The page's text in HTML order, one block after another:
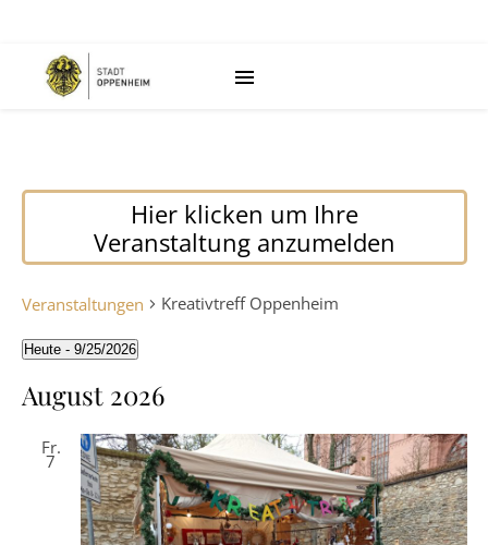
Hier klicken um Ihre
Veranstaltung anzumelden
Veranstaltungen Kreativtreff Oppenheim
Heute - 9/25/2026
wählen.
August 2026
Fr.
7